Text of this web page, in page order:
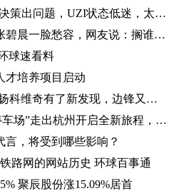
EDG输给TT，分开打大龙决策出问题，UZI状态低迷，太难玩了
华晨宇两次做亲子鉴定，张碧晨一脸愁容，网友说：搁谁都会不开心|焦点热文
球速看料
才培养项目启动
一场1-0让国足迎来喜讯，扬科维奇有了新发现，边锋又添一位猛将|世界热讯
焦点简讯:潮新闻“小伢儿停车场”走出杭州开启全新旅程，在台州10个青少年宫正式上线
，将受到哪些影响？
路网的网站历史 环球百事通
聚辰股份涨15.09%居首